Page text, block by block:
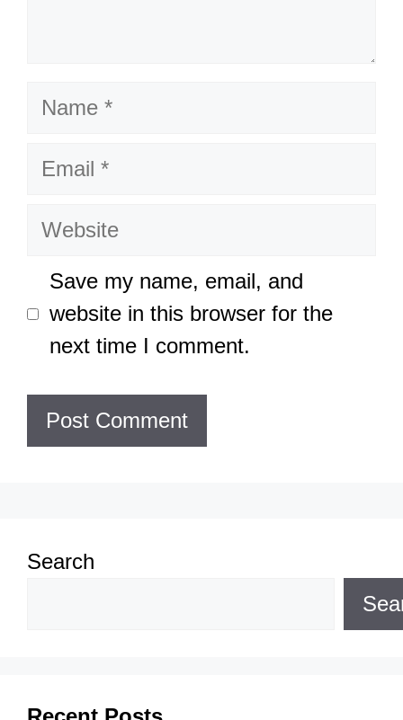
Name
Email
Website
Save my name, email, and
website in this browser for the
next time I comment.
Search